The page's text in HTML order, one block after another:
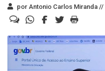
por Antonio Carlos Miranda //